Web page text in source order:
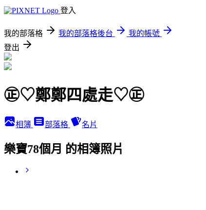
登入
我的部落格 我的部落格後台
我的帳號
登出
㊣♡鄭鄭四處走♡㊣
相簿 部落格 名片
樂寶78個月 的相簿照片